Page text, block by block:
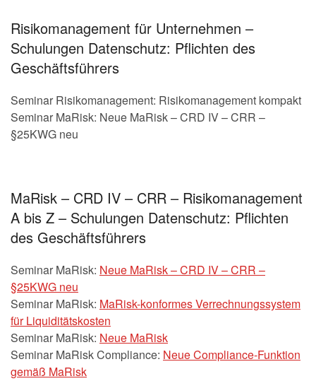
Risikomanagement für Unternehmen –
Schulungen Datenschutz: Pflichten des
Geschäftsführers
Seminar Risikomanagement: Risikomanagement kompakt
Seminar MaRisk: Neue MaRisk – CRD IV – CRR –
§25KWG neu
MaRisk – CRD IV – CRR – Risikomanagement
A bis Z – Schulungen Datenschutz: Pflichten
des Geschäftsführers
Seminar MaRisk: Neue MaRisk – CRD IV – CRR –
§25KWG neu
Seminar MaRisk: MaRisk-konformes Verrechnungssystem
für Liquiditätskosten
Seminar MaRisk: Neue MaRisk
Seminar MaRisk Compliance: Neue Compliance-Funktion
gemäß MaRisk